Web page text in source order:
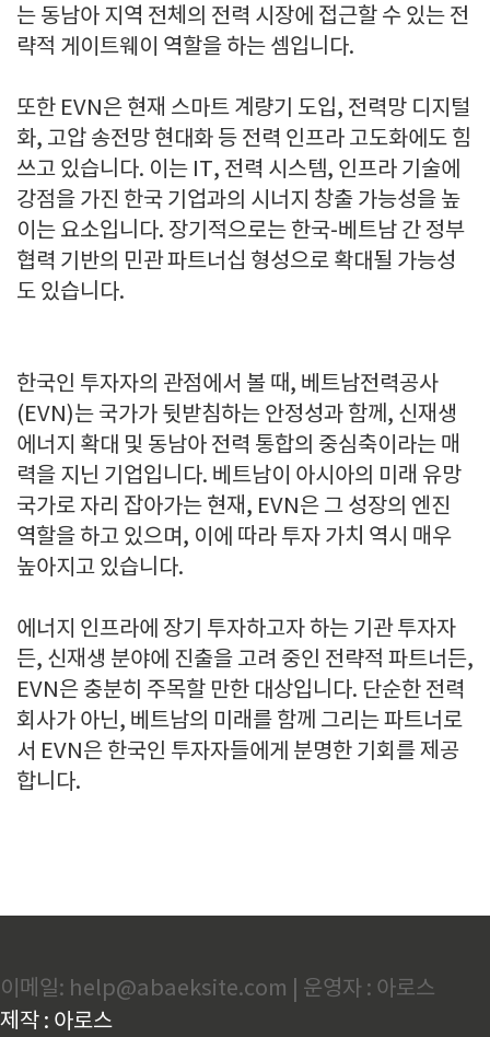
는 동남아 지역 전체의 전력 시장에 접근할 수 있는 전
략적 게이트웨이 역할을 하는 셈입니다.
또한 EVN은 현재 스마트 계량기 도입, 전력망 디지털
화, 고압 송전망 현대화 등 전력 인프라 고도화에도 힘
쓰고 있습니다. 이는 IT, 전력 시스템, 인프라 기술에
강점을 가진 한국 기업과의 시너지 창출 가능성을 높
이는 요소입니다. 장기적으로는 한국-베트남 간 정부
협력 기반의 민관 파트너십 형성으로 확대될 가능성
도 있습니다.
한국인 투자자의 관점에서 볼 때, 베트남전력공사
(EVN)는 국가가 뒷받침하는 안정성과 함께 , 신재생
에너지 확대 및 동남아 전력 통합의 중심축이라는 매
력을 지닌 기업입니다. 베트남이 아시아의 미래 유망
국가로 자리 잡아가는 현재, EVN은 그 성장의 엔진
역할을 하고 있으며, 이에 따라 투자 가치 역시 매우
높아지고 있습니다.
에너지 인프라에 장기 투자하고자 하는 기관 투자자
든, 신재생 분야에 진출을 고려 중인 전략적 파트너든,
EVN은 충분히 주목할 만한 대상입니다. 단순한 전력
회사가 아닌, 베트남의 미래를 함께 그리는 파트너로
서 EVN은 한국인 투자자들에게 분명한 기회를 제공
합니다.
이메일: help@abaeksite.com | 운영자 : 아로스
제작 : 아로스